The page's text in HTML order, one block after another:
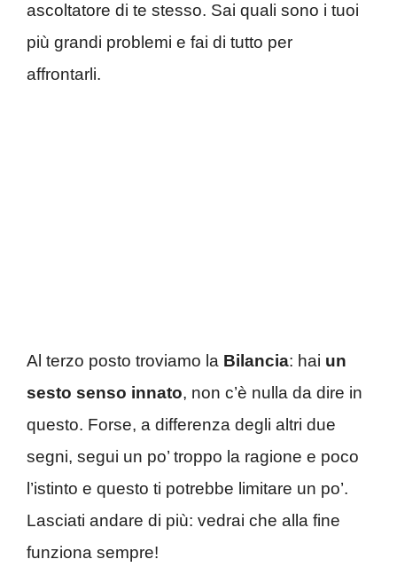
ascoltatore di te stesso. Sai quali sono i tuoi
più grandi problemi e fai di tutto per
affrontarli.
Al terzo posto troviamo la Bilancia: hai un
sesto senso innato, non c’è nulla da dire in
questo. Forse, a differenza degli altri due
segni, segui un po’ troppo la ragione e poco
l’istinto e questo ti potrebbe limitare un po’.
Lasciati andare di più: vedrai che alla fine
funziona sempre!